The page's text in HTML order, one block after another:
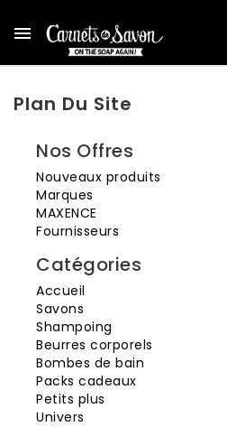

Plan Du Site
Nos Offres
Nouveaux produits
Marques
MAXENCE
Fournisseurs
Catégories
Accueil
Savons
Shampoing
Beurres corporels
Bombes de bain
Packs cadeaux
Petits plus
Univers